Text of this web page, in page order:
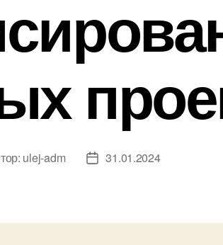
ulej-adm
Дата31.01.2024